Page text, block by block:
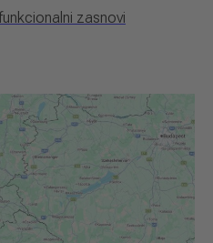
zasnovi